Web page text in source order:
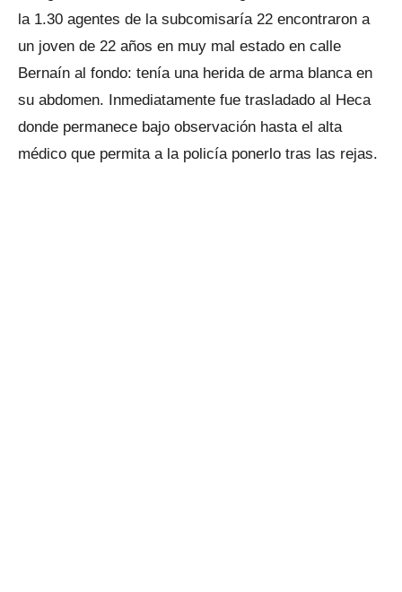
la 1.30 agentes de la subcomisaría 22 encontraron a
un joven de 22 años en muy mal estado en calle
Bernaín al fondo: tenía una herida de arma blanca en
su abdomen. Inmediatamente fue trasladado al Heca
donde permanece bajo observación hasta el alta
médico que permita a la policía ponerlo tras las rejas.